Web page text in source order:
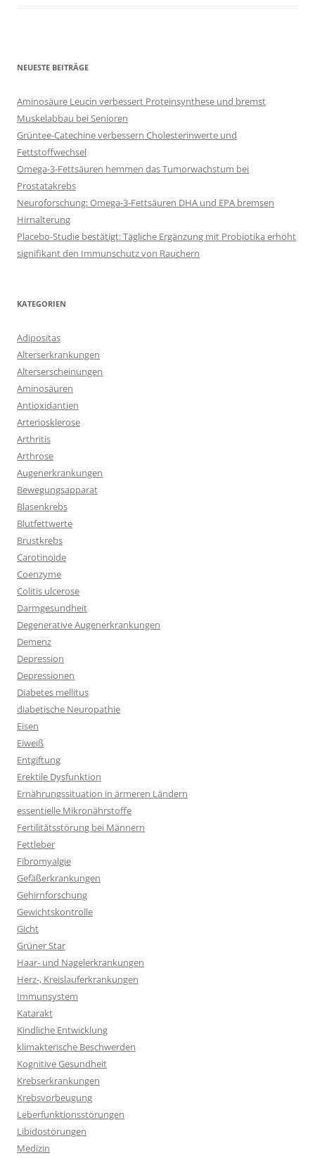
NEUESTE BEITRÄGE
Aminosäure Leucin verbessert Proteinsynthese und bremst
Muskelabbau bei Senioren
Grüntee-Catechine verbessern Cholesterinwerte und
Fettstoffwechsel
Omega-3-Fettsäuren hemmen das Tumorwachstum bei
Prostatakrebs
Neuroforschung: Omega-3-Fettsäuren DHA und EPA bremsen
Hirnalterung
Placebo-Studie bestätigt: Tägliche Ergänzung mit Probiotika erhöht
signifikant den Immunschutz von Rauchern
KATEGORIEN
Adipositas
Alterserkrankungen
Alterserscheinungen
Aminosäuren
Antioxidantien
Arteriosklerose
Arthritis
Arthrose
Augenerkrankungen
Bewegungsapparat
Blasenkrebs
Blutfettwerte
Brustkrebs
Carotinoide
Coenzyme
Colitis ulcerose
Darmgesundheit
Degenerative Augenerkrankungen
Demenz
Depression
Depressionen
Diabetes mellitus
diabetische Neuropathie
Eisen
Eiweiß
Entgiftung
Erektile Dysfunktion
Ernährungssituation in ärmeren Ländern
essentielle Mikronährstoffe
Fertilitätsstörung bei Männern
Fettleber
Fibromyalgie
Gefäßerkrankungen
Gehirnforschung
Gewichtskontrolle
Gicht
Grüner Star
Haar- und Nagelerkrankungen
Herz-, Kreislauferkrankungen
Immunsystem
Katarakt
Kindliche Entwicklung
klimakterische Beschwerden
Kognitive Gesundheit
Krebserkrankungen
Krebsvorbeugung
Leberfunktionsstörungen
Libidostörungen
Medizin